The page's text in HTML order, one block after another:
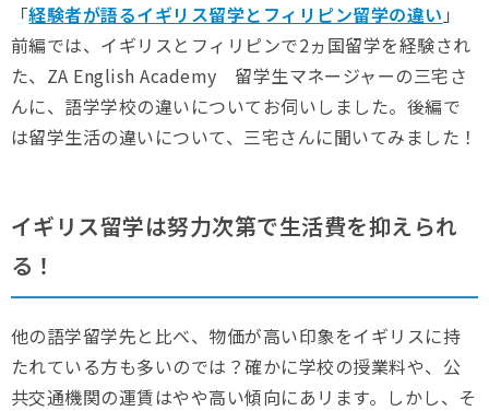
「経験者が語るイギリス留学とフィリピン留学の違い 」
前編では、イギリスとフィリピンで2ヵ国留学を経験され
た、ZA English Academy 留学生マネージャーの三宅さ
んに、語学学校の違いについてお伺いしました。後編で
は留学生活の違いについて、三宅さんに聞いてみました！
イギリス留学は努力次第で生活費を抑えられ
る！
他の語学留学先と比べ、物価が高い印象をイギリスに持
たれている方も多いのでは？確かに学校の授業料や、公
共交通機関の運賃はやや高い傾向にあリます。しかし、そ